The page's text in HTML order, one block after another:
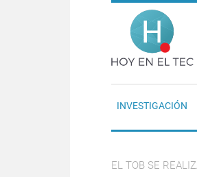
Pasar al contenido principal
INVESTIGACIÓN
EL TOB SE